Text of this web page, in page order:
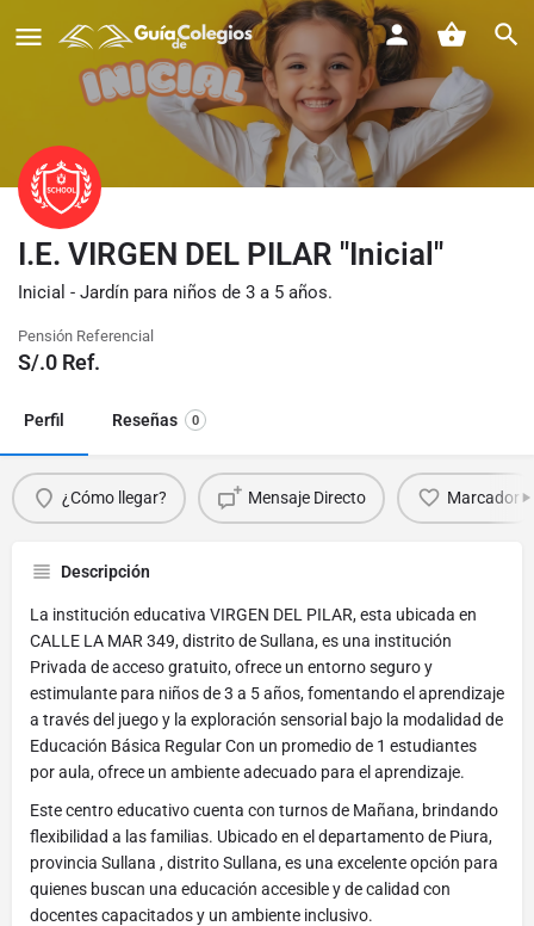
I.E. VIRGEN DEL PILAR "Inicial"
Inicial - Jardín para niños de 3 a 5 años.
Pensión Referencial
S/.0 Ref.
Perfil Reseñas 0
¿Cómo llegar? Mensaje Directo Marcador
Descripción
La institución educativa VIRGEN DEL PILAR, esta ubicada en
CALLE LA MAR 349, distrito de Sullana, es una institución
Privada de acceso gratuito, ofrece un entorno seguro y
estimulante para niños de 3 a 5 años, fomentando el aprendizaje
a través del juego y la exploración sensorial bajo la modalidad de
Educación Básica Regular Con un promedio de 1 estudiantes
por aula, ofrece un ambiente adecuado para el aprendizaje.
Este centro educativo cuenta con turnos de Mañana, brindando
flexibilidad a las familias. Ubicado en el departamento de Piura,
provincia Sullana , distrito Sullana, es una excelente opción para
quienes buscan una educación accesible y de calidad con
docentes capacitados y un ambiente inclusivo.